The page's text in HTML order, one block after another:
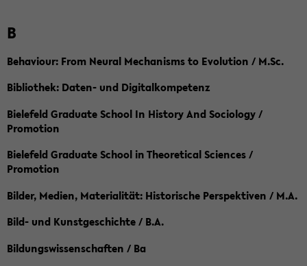
B
Behaviour: From Neural Mechanisms to Evolution / M.Sc.
Bibliothek: Daten- und Digitalkompetenz
Bielefeld Graduate School In History And Sociology /
Promotion
Bielefeld Graduate School in Theoretical Sciences /
Promotion
Bilder, Medien, Materialität: Historische Perspektiven / M.A.
Bild- und Kunstgeschichte / B.A.
Bildungswissenschaften / Ba